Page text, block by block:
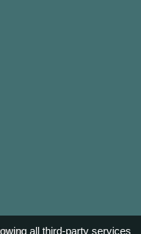
all third-party services